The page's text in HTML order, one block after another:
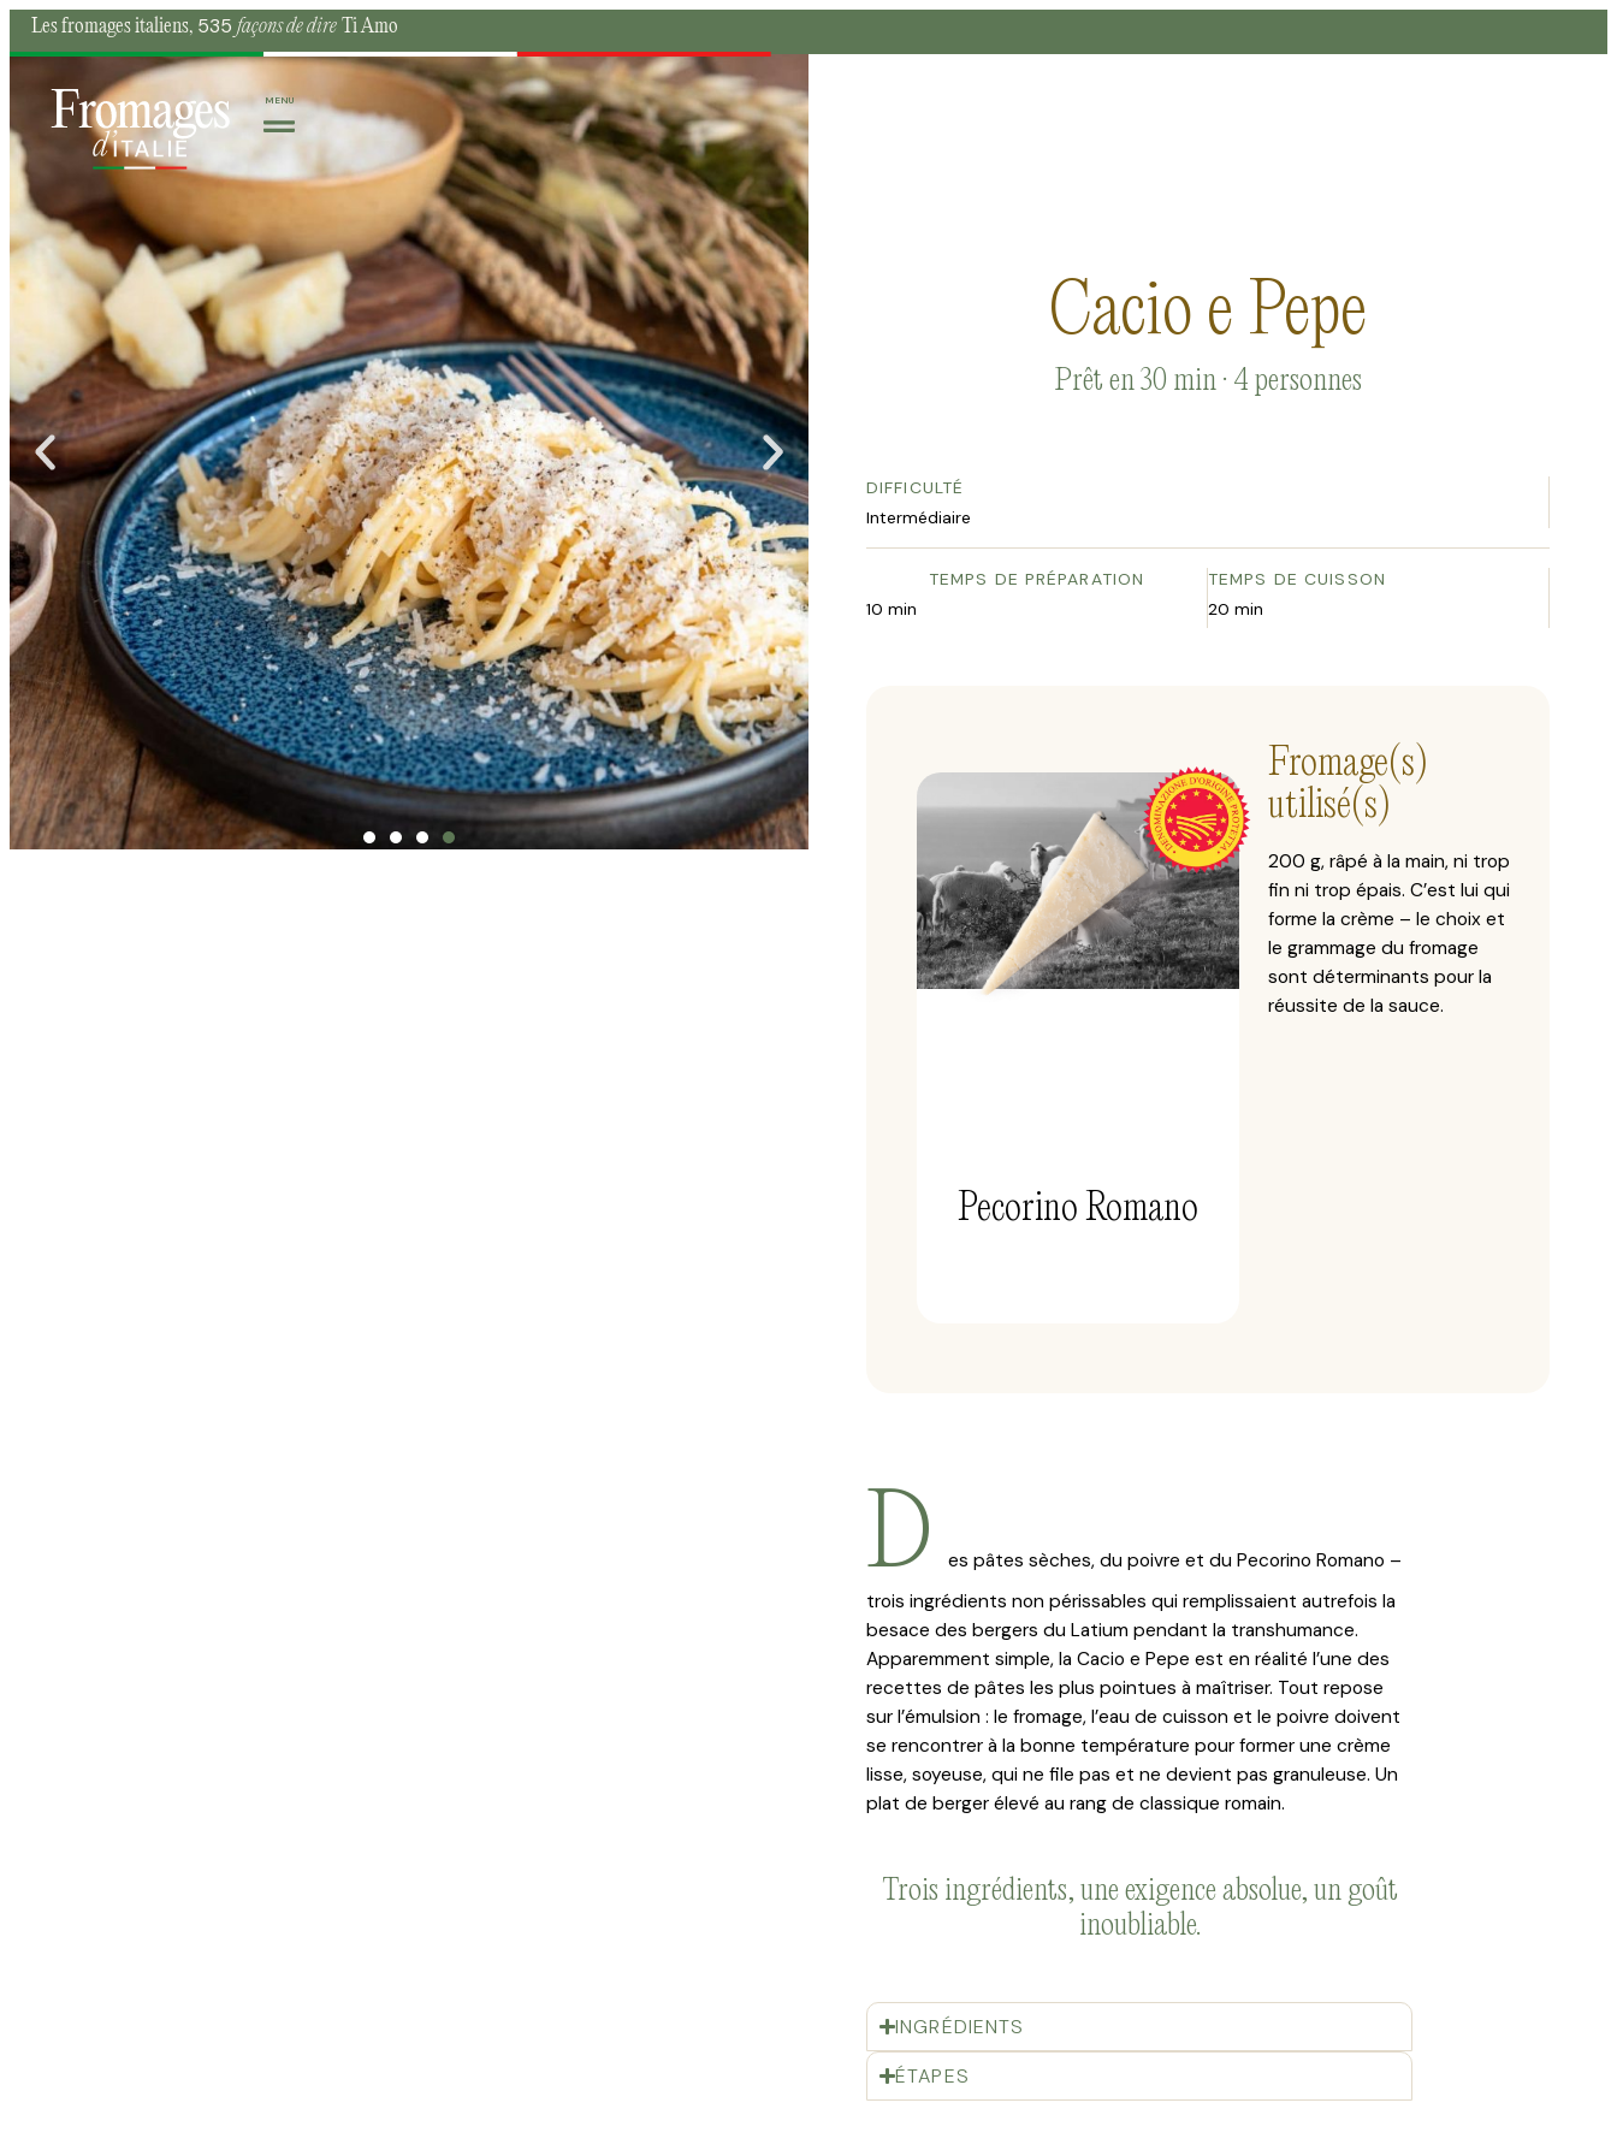
Les fromages italiens, 535 façons de dire Ti Amo
MENU
Cacio e Pepe
Prêt en 30 min · 4 personnes
DIFFICULTÉ
Intermédiaire
TEMPS DE PRÉPARATION
10 min
TEMPS DE CUISSON
20 min
Pecorino Romano
Fromage(s)
utilisé(s)
200 g, râpé à la main, ni trop
fin ni trop épais. C’est lui qui
forme la crème – le choix et
le grammage du fromage
sont déterminants pour la
réussite de la sauce.
D
es pâtes sèches, du poivre et du Pecorino Romano –
trois ingrédients non périssables qui remplissaient autrefois la
besace des bergers du Latium pendant la transhumance.
Apparemment simple, la Cacio e Pepe est en réalité l’une des
recettes de pâtes les plus pointues à maîtriser. Tout repose
sur l’émulsion : le fromage, l’eau de cuisson et le poivre doivent
se rencontrer à la bonne température pour former une crème
lisse, soyeuse, qui ne file pas et ne devient pas granuleuse. Un
plat de berger élevé au rang de classique romain.
Trois ingrédients, une exigence absolue, un goût
inoubliable.
INGRÉDIENTS
ÉTAPES